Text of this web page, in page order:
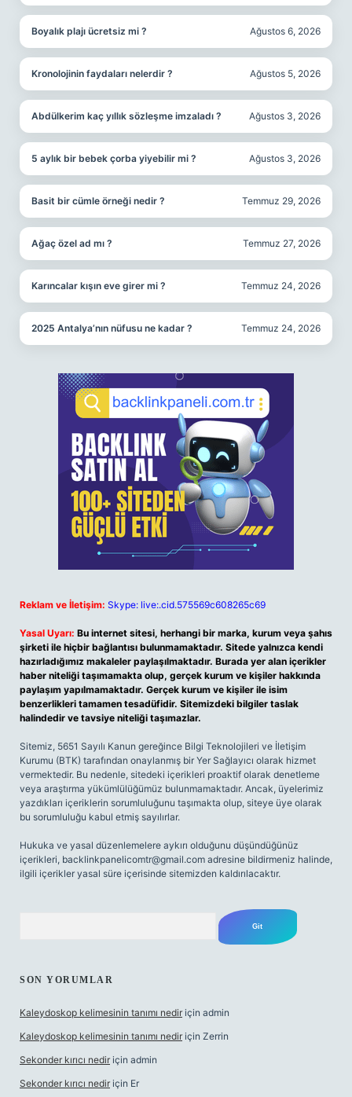
Boyalık plajı ücretsiz mi ? Ağustos 6, 2026
Kronolojinin faydaları nelerdir ? Ağustos 5, 2026
Abdülkerim kaç yıllık sözleşme imzaladı ? Ağustos 3, 2026
5 aylık bir bebek çorba yiyebilir mi ? Ağustos 3, 2026
Basit bir cümle örneği nedir ? Temmuz 29, 2026
Ağaç özel ad mı ? Temmuz 27, 2026
Karıncalar kışın eve girer mi ? Temmuz 24, 2026
2025 Antalya’nın nüfusu ne kadar ? Temmuz 24, 2026
Reklam ve İletişim: Skype: live:.cid.575569c608265c69
Yasal Uyarı: Bu internet sitesi, herhangi bir marka, kurum veya şahıs
şirketi ile hiçbir bağlantısı bulunmamaktadır. Sitede yalnızca kendi
hazırladığımız makaleler paylaşılmaktadır. Burada yer alan içerikler
haber niteliği taşımamakta olup, gerçek kurum ve kişiler hakkında
paylaşım yapılmamaktadır. Gerçek kurum ve kişiler ile isim
benzerlikleri tamamen tesadüfidir. Sitemizdeki bilgiler taslak
halindedir ve tavsiye niteliği taşımazlar.
Sitemiz, 5651 Sayılı Kanun gereğince Bilgi Teknolojileri ve İletişim
Kurumu (BTK) tarafından onaylanmış bir Yer Sağlayıcı olarak hizmet
vermektedir. Bu nedenle, sitedeki içerikleri proaktif olarak denetleme
veya araştırma yükümlülüğümüz bulunmamaktadır. Ancak, üyelerimiz
yazdıkları içeriklerin sorumluluğunu taşımakta olup, siteye üye olarak
bu sorumluluğu kabul etmiş sayılırlar.
Hukuka ve yasal düzenlemelere aykırı olduğunu düşündüğünüz
içerikleri, backlinkpanelicomtr@gmail.com adresine bildirmeniz halinde,
ilgili içerikler yasal süre içerisinde sitemizden kaldırılacaktır.
SON YORUMLAR
Kaleydoskop kelimesinin tanımı nedir için admin
Kaleydoskop kelimesinin tanımı nedir için Zerrin
Sekonder kırıcı nedir için admin
Sekonder kırıcı nedir için Er